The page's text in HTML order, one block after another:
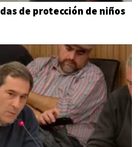
de protección de niños